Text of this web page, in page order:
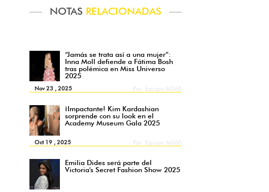
NOTAS RELACIONADAS
“Jamás se trata así a una mujer”:
Inna Moll defiende a Fátima Bosh
tras polémica en Miss Universo
2025
Nov 23 , 2025
¡Impactante! Kim Kardashian
sorprende con su look en el
Academy Museum Gala 2025
Oct 19 , 2025
Emilia Dides será parte del
Victoria's Secret Fashion Show 2025